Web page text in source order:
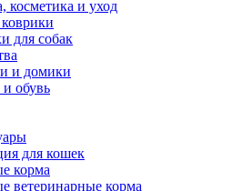
косметика и уход
для собак
и домики
обувь
для кошек
корма
ветеринарные корма